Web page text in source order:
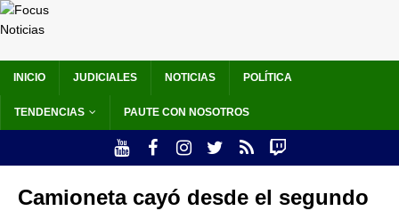
INICIO JUDICIALES NOTICIAS POLÍTICA
TENDENCIAS PAUTE CON NOSOTROS
Camioneta cayó desde el segundo